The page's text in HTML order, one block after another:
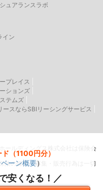
ュアランスラボ
イン
プレイス
ションズ
テムズ
ースならSBIリーシングサービス
ールディングス株式会社は保険会
険の媒介・募集・販売行為は一切
。
（1100円分）
ーン概要）
安くなる！／